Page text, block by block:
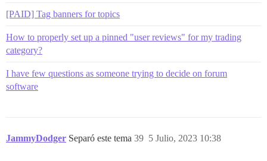
[PAID] Tag banners for topics
How to properly set up a pinned "user reviews" for my trading
category?
I have few questions as someone trying to decide on forum
software
JammyDodger Separó este tema 5 Julio, 2023 10:38
39